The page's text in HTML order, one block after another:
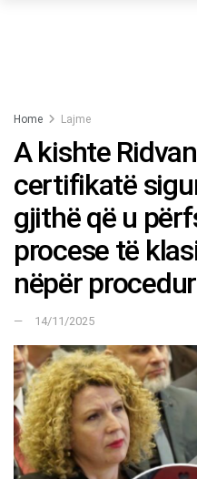
Home Lajme
A kishte
certifikatë
gjithë që u
procese të
nëpër
14/11/2025